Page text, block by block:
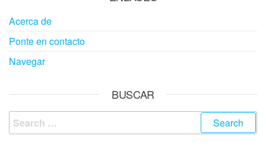
Acerca de
Ponte en contacto
Navegar
BUSCAR
Search
for: